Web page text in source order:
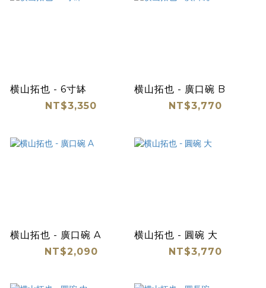
横山拓也 - 6寸缽
NT$3,350
横山拓也 - 廣口碗 B
NT$3,770
横山拓也 - 廣口碗 A
NT$2,090
横山拓也 - 圓碗 大
NT$3,770